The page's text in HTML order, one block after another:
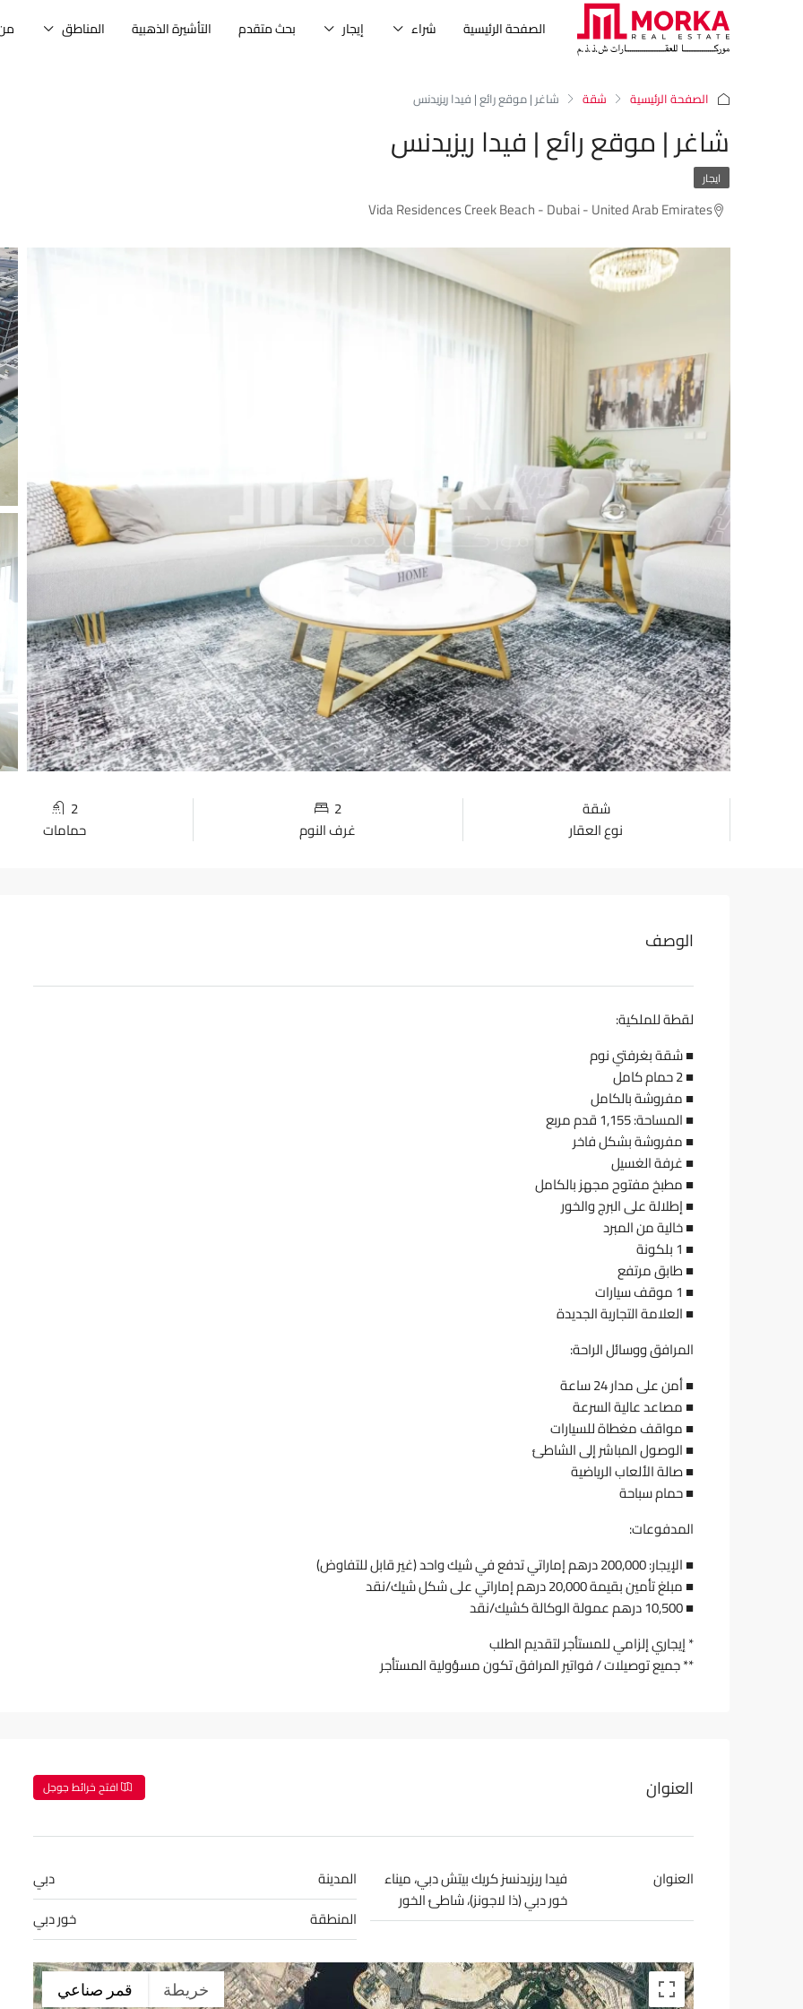
الصفحة الرئيسية شراء إيجار بحث متقدم التأشيرة الذهبية المناطق
الصفحة الرئيسية شقة شاغر | موقع رائع | فيدا ريزيدنس
شاغر | موقع رائع | فيدا ريزيدنس
ايجار
Vida Residences Creek Beach - Dubai - United Arab Emirates
شقة
نوع العقار
2
غرف النوم
2
حمامات
الوصف
لقطة للملكية:
■ شقة بغرفتي نوم
■ 2 حمام كامل
■ مفروشة بالكامل
■ المساحة: 1,155 قدم مربع
■ مفروشة بشكل فاخر
■ غرفة الغسيل
■ مطبخ مفتوح مجهز بالكامل
■ إطلالة على البرج والخور
■ خالية من المبرد
■ 1 بلكونة
■ طابق مرتفع
■ 1 موقف سيارات
■ العلامة التجارية الجديدة
المرافق ووسائل الراحة:
■ أمن على مدار 24 ساعة
■ مصاعد عالية السرعة
■ مواقف مغطاة للسيارات
■ الوصول المباشر إلى الشاطئ
■ صالة الألعاب الرياضية
■ حمام سباحة
المدفوعات:
■ الإيجار: 200,000 درهم إماراتي تدفع في شيك واحد (غير قابل للتفاوض)
■ مبلغ تأمين بقيمة 20,000 درهم إماراتي على شكل شيك/نقد
■ 10,500 درهم عمولة الوكالة كشيك/نقد
* إيجاري إلزامي للمستأجر لتقديم الطلب
** جميع توصيلات / فواتير المرافق تكون مسؤولية المستأجر
العنوان افتح خرائط جوجل
العنوان
فيدا ريزيدنسز كريك بيتش دبي، ميناء
خور دبي (ذا لاجونز)، شاطئ الخور
المدينة
دبي
المنطقة
خور دبي
خريطة قمر صناعي